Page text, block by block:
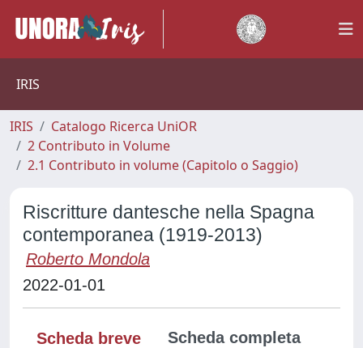
IRIS
IRIS
Catalogo Ricerca UniOR
2 Contributo in Volume
2.1 Contributo in volume (Capitolo o Saggio)
Riscritture dantesche nella Spagna
contemporanea (1919-2013)
Roberto Mondola
2022-01-01
Scheda breve
Scheda completa